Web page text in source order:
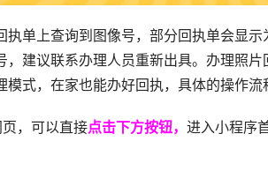
执单上查询到图像号，部分回执单会显
，建议联系办理人员重新出具。办理照片
式，在家也能办好回执，具体的操作流
，可以直接点击下方按钮， 进入小程序